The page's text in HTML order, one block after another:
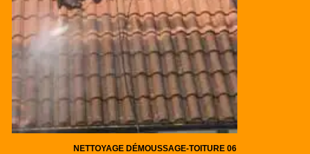
NETTOYAGE DÉMOUSSAGE-TOITURE 06